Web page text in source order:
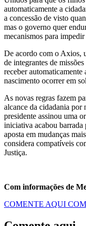
automaticamente a
a concessão de visto
mas o governo quer
mecanismos para
De acordo com o Axios,
de integrantes de
receber
nascimento ocorrer em
As novas regras fazem
alcance da cidadania
presidente assinou uma
iniciativa acabou barrada
aposta em mudanças
considera compatíveis
Justiça.
Com informações de
COMENTE AQUI